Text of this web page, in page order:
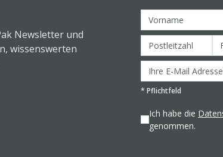
Newsletter und
wissenswerten
* Pflichtfeld
Ich habe die
genommen.